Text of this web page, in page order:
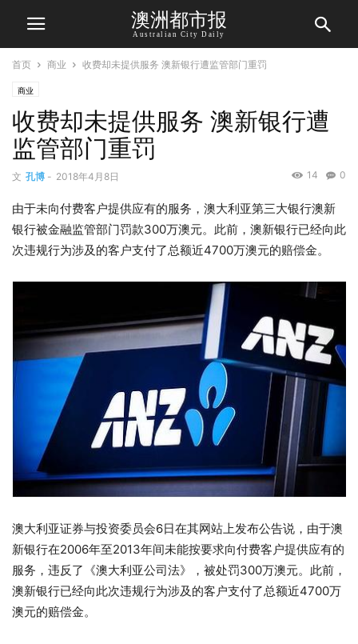
澳洲都市报
Australian City Daily
首页 商业 收费却未提供服务 澳新银行遭监管部门重罚
商业
收费却未提供服务 澳新银行遭
监管部门重罚
文 孔博 - 2018年4月8日 0
14
由于未向付费客户提供应有的服务，澳大利亚第三大银行澳新
银行被金融监管部门罚款300万澳元。此前，澳新银行已经向此
次违规行为涉及的客户支付了总额近4700万澳元的赔偿金。
澳大利亚证券与投资委员会6日在其网站上发布公告说，由于澳
新银行在2006年至2013年间未能按要求向付费客户提供应有的
服务，违反了《澳大利亚公司法》，被处罚300万澳元。此前，
澳新银行已经向此次违规行为涉及的客户支付了总额近4700万
澳元的赔偿金。